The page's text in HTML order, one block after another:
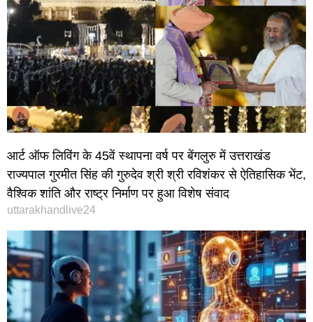
आर्ट ऑफ लिविंग के 45वें स्थापना वर्ष पर बेंगलुरु में उत्तराखंड
राज्यपाल गुरमीत सिंह की गुरुदेव श्री श्री रविशंकर से ऐतिहासिक भेंट,
वैश्विक शांति और राष्ट्र निर्माण पर हुआ विशेष संवाद
uttarakhandlive24